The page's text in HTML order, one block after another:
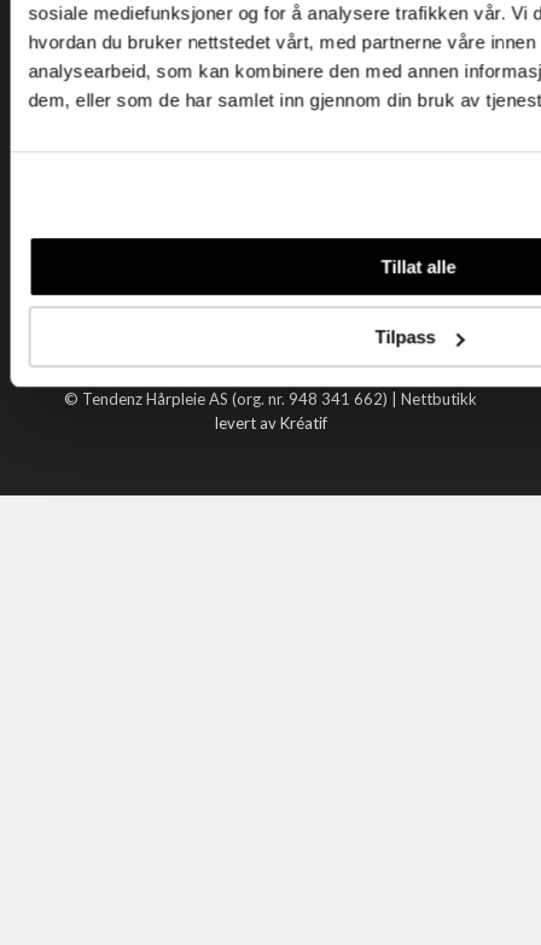
sosiale mediefunksjoner og for å analysere trafikken vår. Vi
hvordan du bruker nettstedet vårt, med partnerne våre
analysearbeid, som kan kombinere den med annen
dem, eller som de har samlet inn gjennom din bruk av
Tillat alle
Tilpass
Telefon: +47 22 92 50 00
E-post: kundeservice@tendenz.net
Nyttige lenker
Datablad
Om oss
Handle hos oss
© Tendenz Hårpleie AS (org. nr. 948 341 662) | Nettbutikk
levert av Kréatif